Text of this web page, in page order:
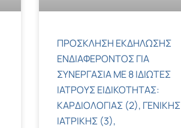
ΠΡΟΣΚΛΗΣΗ ΕΚΔΗΛΩΣΗΣ
ΕΝΔΙΑΦΕΡΟΝΤΟΣ ΓΙΑ
ΣΥΝΕΡΓΑΣΙΑ ΜΕ 8 ΙΔΙΩΤΕΣ
ΙΑΤΡΟΥΣ ΕΙΔΙΚΟΤΗΤΑΣ:
ΚΑΡΔΙΟΛΟΓΙΑΣ (2), ΓΕΝΙΚΗΣ
ΙΑΤΡΙΚΗΣ (3),